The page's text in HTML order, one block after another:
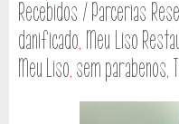
Recebidos / Parcerias
danificado, Meu Liso
Meu Liso, sem parabenos,